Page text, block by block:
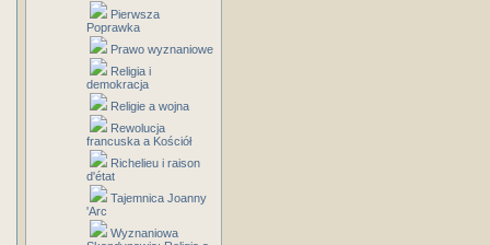
Pierwsza
Poprawka
Prawo wyznaniowe
Religia i
demokracja
Religie a wojna
Rewolucja
francuska a Kościół
Richelieu i raison
d'état
Tajemnica Joanny
'Arc
Wyznaniowa